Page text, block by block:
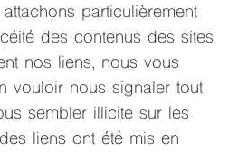
particulièrement
des contenus des sites
nos liens, nous vous
vouloir nous signaler tout
sembler illicite sur les
liens ont été mis en